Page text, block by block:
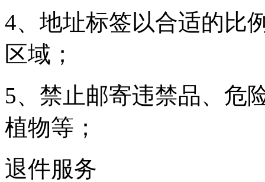
4、地址标签以合适的比
区域；
5、禁止邮寄违禁品、危
植物等；
退件服务